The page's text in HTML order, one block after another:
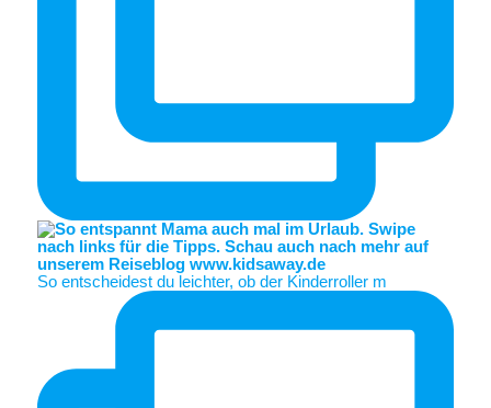
So entscheidest du leichter, ob der Kinderroller m